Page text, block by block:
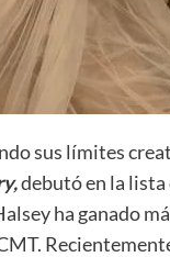
sus límites
debutó en la lista
ha ganado